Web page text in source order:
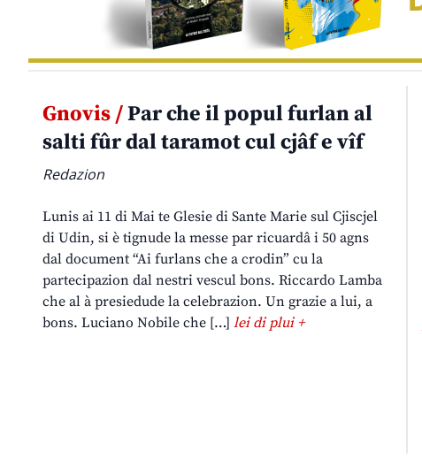
Gnovis /Par che il popul furlan al
salti fûr dal taramot cul cjâf e vîf
Redazion
Lunis ai 11 di Mai te Glesie di Sante Marie sul Cjiscjel
di Udin, si è tignude la messe par ricuardâ i 50 agns
dal document “Ai furlans che a crodin” cu la
partecipazion dal nestri vescul bons. Riccardo Lamba
che al à presiedude la celebrazion. Un grazie a lui, a
bons. Luciano Nobile che […] lei di plui +